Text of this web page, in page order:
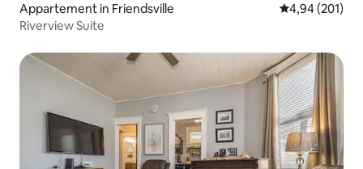
Appartement in Friendsville Gemiddelde
4,94 (201)
Riverview Suite